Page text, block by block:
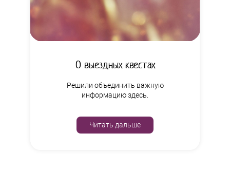
О выездных квестах
Решили объединить важную
информацию здесь.
Читать дальше